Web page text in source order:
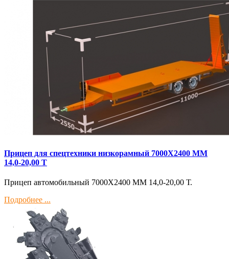
Прицеп для спецтехники низкорамный 7000Х2400 ММ
14,0-20,00 Т
Прицеп автомобильный 7000Х2400 ММ 14,0-20,00 Т.
Подробнее ...